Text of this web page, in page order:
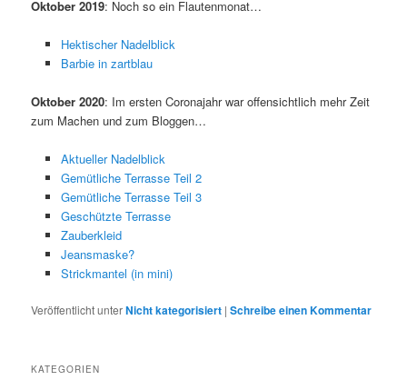
Oktober 2019: Noch so ein Flautenmonat…
Hektischer Nadelblick
Barbie in zartblau
Oktober 2020: Im ersten Coronajahr war offensichtlich mehr Zeit
zum Machen und zum Bloggen…
Aktueller Nadelblick
Gemütliche Terrasse Teil 2
Gemütliche Terrasse Teil 3
Geschützte Terrasse
Zauberkleid
Jeansmaske?
Strickmantel (in mini)
Veröffentlicht unterNicht kategorisiert |Schreibe einen Kommentar
KATEGORIEN